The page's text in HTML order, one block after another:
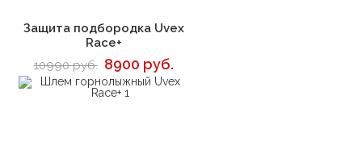
В корзину
Защита подбородка Uvex
Race+
10990 руб. 8900 руб.